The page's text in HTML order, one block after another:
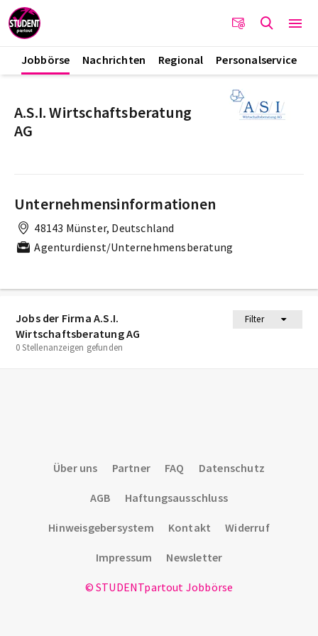
Jobbörse Nachrichten Regional Personalservice
Jobs der Firma A.S.I.
Wirtschaftsberatung AG
Filter
0 Stellenanzeigen gefunden
A.S.I. Wirtschaftsberatung
AG
Unternehmensinformationen
48143 Münster, Deutschland
Agenturdienst/Unternehmensberatung
Über uns Partner FAQ Datenschutz
AGB Haftungsausschluss
Hinweisgebersystem Kontakt Widerruf
Impressum Newsletter
© STUDENTpartout Jobbörse